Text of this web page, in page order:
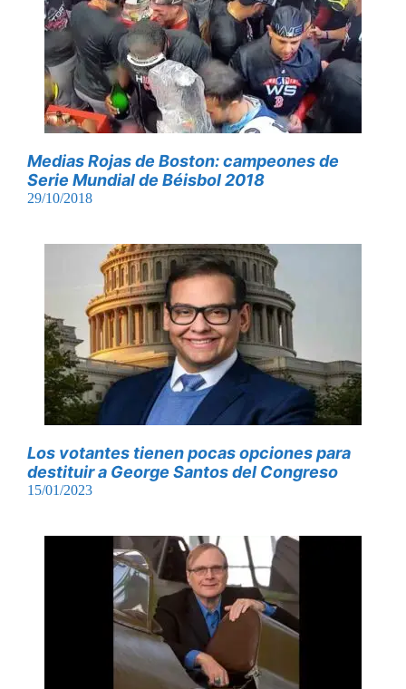
Medias Rojas de Boston: campeones de
Serie Mundial de Béisbol 2018
29/10/2018
Los votantes tienen pocas opciones para
destituir a George Santos del Congreso
15/01/2023